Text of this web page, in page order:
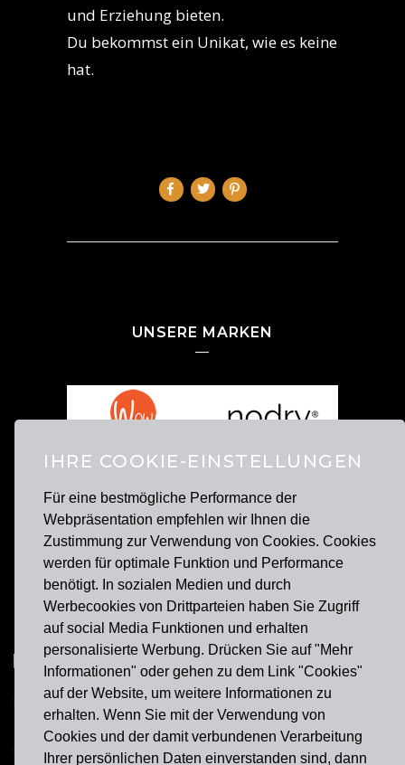
IHRE COOKIE-EINSTELLUNGEN
Für eine bestmögliche Performance der
Webpräsentation empfehlen wir Ihnen die
Zustimmung zur Verwendung von Cookies. Cookies
werden für optimale Funktion und Performance
benötigt. In sozialen Medien und durch
Werbecookies von Drittparteien haben Sie Zugriff
auf social Media Funktionen und erhalten
personalisierte Werbung. Drücken Sie auf "Mehr
Informationen" oder gehen zu dem Link "Cookies"
auf der Website, um weitere Informationen zu
erhalten. Wenn Sie mit der Verwendung von
Cookies und der damit verbundenen Verarbeitung
Ihrer persönlichen Daten einverstanden sind, dann
und Erziehung bieten.
Du bekommst ein Unikat, wie es keine
hat.
UNSERE MARKEN
TOP STORIES
HEIMATLIEBE KÖLN: EXKLUSIVES
DESIGN FÜR BE U – DIE GESCHICHTE
KÖLNS AUF EINEN BLICK
BE U. PRODUKTE FÜR TOURISMUS-
SHOPS: MASSGESCHNEIDERTE S
OUVENIRS UND INDIVIDUELLE D
ESIGNS